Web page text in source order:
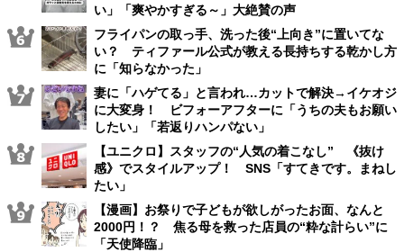
い」「爽やかすぎる～」大絶賛の声
フライパンの取っ手、洗った後“上向き”に置いてな
い？ ティファール公式が教える長持ちする乾かし方
に「知らなかった」
妻に「ハゲてる」と言われ…カットで解決→イケオジ
に大変身！ ビフォーアフターに「うちの夫もお願い
したい」「若返りハンパない」
【ユニクロ】スタッフの“人気の着こなし” 《抜け
感》でスタイルアップ！ SNS「すてきです。まねし
たい」
【漫画】お祭りで子どもが欲しがったお面、なんと
2000円！？ 焦る母を救った店員の“粋な計らい”に
「天使降臨」